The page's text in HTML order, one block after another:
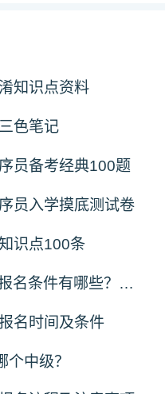
知识点资料
色笔记
员备考经典100题
员入学摸底测试卷
识点100条
2026下半年软考程序员报名条件有哪些？需要准备什么材料？
名时间及条件
中级？